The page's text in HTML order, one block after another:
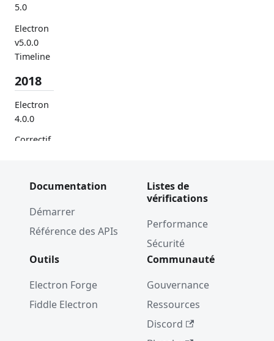
5.0
Electron
v5.0.0
Timeline
2018
Electron
4.0.0
Correctif
lité de
Program
me de
sur les
Electron
Documentation
Démarrer
Référence des APIs
Listes de
vérifications
Performance
Sécurité
Outils
Electron Forge
Fiddle Electron
Communauté
Gouvernance
Ressources
Discord